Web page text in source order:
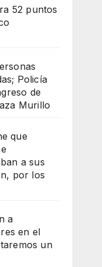
52 puntos
Policía
de
Murillo
que
a sus
por los
a
en el
un